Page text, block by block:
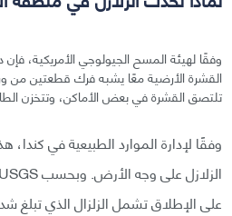
وفقًا لهيئة المسح الجيولوجي الأمريكية،
القشرة الأرضية معًا يشبه فرك قطعتين من
تلتصق القشرة في بعض الأماكن، وتتخزن
وفقًا لإدارة الموارد الطبيعية في